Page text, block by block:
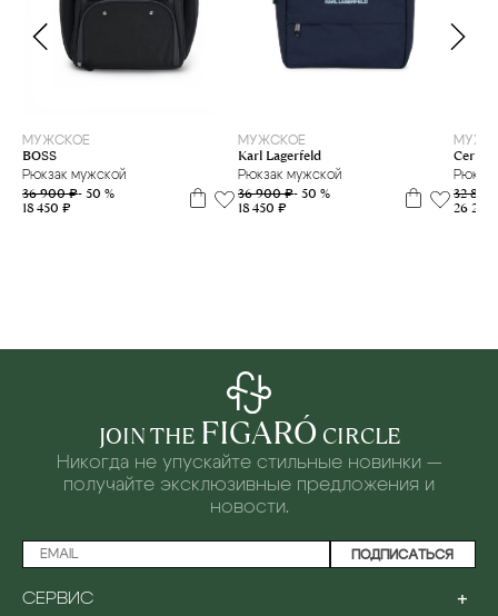
МУЖСКОЕ
BOSS
Рюкзак мужской
36 900 ₽- 50 %
18 450 ₽
МУЖСКОЕ
Karl Lagerfeld
Рюкзак мужской
36 900 ₽- 50 %
18 450 ₽
Cerruti
32
26 240
СЕРВИС +
JOIN THE FIGARÓ CIRCLE
Никогда не упускайте стильные новинки —
получайте эксклюзивные предложения и
новости.
ПОДПИСАТЬСЯ